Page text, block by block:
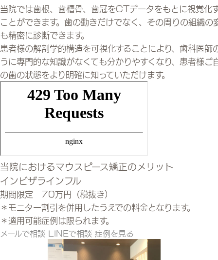
当院では歯根、歯槽骨、歯冠をCTデータをもとに視覚化
ことができます。歯の動きだけでなく、その周りの組織の
も精密に診断できます。
患者様の解剖学的構造を可視化することにより、歯科医師
うに専門的な知識がなくても分かりやすくなり、患者様ご
の歯の状態をより明確に知っていただけます。
当院におけるマウスピース矯正のメリット
インビザラインフル
期間限定 70万円（税抜き）
＊モニター割引を併用したうえでの料金となります。
＊適用可能症例は限られます。
メールで相談 LINEで相談 症例を見る